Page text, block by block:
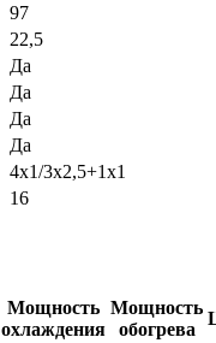
97
22,5
Да
Да
Да
Да
4х1/3х2,5+1х1
16
Мощность
охлаждения
Мощность
обогрева